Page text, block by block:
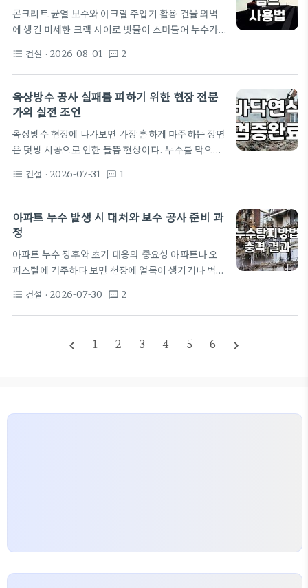
록 콘크리트 내부에 습기가 갇혀 있는 경우가 많은데,
이 상태에서 바로 도막 방수를 진행하면 열팽창으로
인해 페인트 층이 부풀어 오르는 '들뜸 현상'이…
콘크리트 균열 보수와 아크릴 주입기 활용 건물 외벽
에 생긴 미세한 크랙 사이로 빗물이 스며들어 누수가
덮는 것만으로는 해결이 안 되는 경우가 많습니다. 이
때 현장에서 흔히 사용하는 장비가 바로 아크릴 주입
기입니다. 인젝션 펌프라고도 불리는 이 장비는 콘크
리트 내부 깊숙한 곳까지 지수제(방수액)를 강제로 밀
션 펌프의 실제 사용 과정 실제 작업은 생각보다 복잡
한 절차를 거칩니다. 먼저 균열 부위를 따라 일정한 간
격으로 구멍을 뚫는 천공 작업이 선행되어야 합니다.
format_list_bulleted 건설 · 2026-08-01 textsms 2
옥상방수 공사 실패를 피하기 위한 현장 전문
가의 실전 조언
옥상방수 현장에 나가보면 가장 흔하게 마주하는 장면
은 덧방 시공으로 인한 들뜸 현상이다. 누수를 막으려
는 경우를 심심찮게 본다. 상태가 좋지 않은 기존 우레
탄 도막을 완전히 걷어내지 않고 그 위에 덮어버리면
내부 습기가 증발하지 못하고 갇히게 된다. 이 압력은
고스란히 새로운 방수층을 밀어 올리고 결국 도막 전
사비는 아낄 수 있을지 몰라도 삼 년 안에 다시 갈라지
는 바닥을 마주하게 될 것이다. 옥상방수 공사 과정에
서 반드시 거쳐야 할 준비 단계…
format_list_bulleted 건설 · 2026-07-31 textsms 1
아파트 누수 발생 시 대처와 보수 공사 준비 과
정
아파트 누수 징후와 초기 대응의 중요성 아파트나 오
피스텔에 거주하다 보면 천장에 얼룩이 생기거나 벽지
수는 화장실 방수층 문제이거나 난방 배관의 미세한
균열에서 시작되는데, 초기에 대응하지 않으면 아랫
습니다. 특히 베란다 누수의 경우 외벽 크랙을 의심해
를 확인해 보는 것이 좋습니다. 수도를 모두 잠근 상태
format_list_bulleted 건설 · 2026-07-30 textsms 2
navigate_before 1 2 3 4 5 6 navigate_next